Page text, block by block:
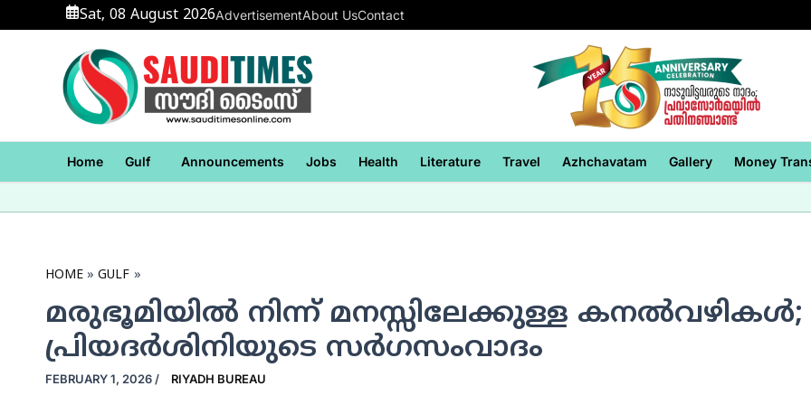
to
Sat, 08 August 2026AdvertisementAbout UsContact
Home Gulf Announcements Jobs Health Literature Travel Azhchavatam Gallery Money
HOME GULF
മരുഭൂമിയില്‍ നിന്ന് മനസ്സിലേക്കുള്ള കനല്‍വഴികള്‍;
പ്രിയദര്‍ശിനിയുടെ സര്‍ഗസംവാദം
FEBRUARY 1, 2026 / RIYADH BUREAU